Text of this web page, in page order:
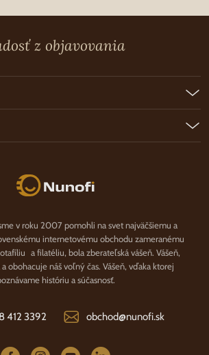
z objavovania
Nunofi.sk
v roku 2007 pomohli na svet najväčšiemu a
internetovému obchodu zameranému
a filatéliu, bola zberateľská vášeň. Vášeň,
obohacuje náš voľný čas. Vášeň, vďaka ktorej
históriu a súčasnosť.
412 3392 obchod@nunofi.sk